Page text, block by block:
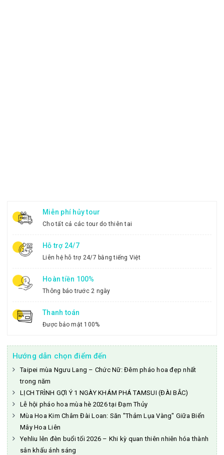
Miễn phí hủy tour
Cho tất cả các tour do thiên tai
Hỗ trợ 24/7
Liên hệ hỗ trợ 24/7 bằng tiếng Việt
Hoàn tiền 100%
Thông báo trước 2 ngày
Thanh toán
Được bảo mật 100%
Hướng dẫn chọn điểm đến
Taipei mùa Ngưu Lang – Chức Nữ: Đêm pháo hoa đẹp nhất
trong năm
LỊCH TRÌNH GỢI Ý 1 NGÀY KHÁM PHÁ TAMSUI (ĐÀI BẮC)
Lễ hội pháo hoa mùa hè 2026 tại Đạm Thủy
Mùa Hoa Kim Châm Đài Loan: Săn "Thảm Lụa Vàng" Giữa Biển
Mây Hoa Liên
Yehliu lên đèn buổi tối 2026 – Khi kỳ quan thiên nhiên hóa thành
sân khấu ánh sáng